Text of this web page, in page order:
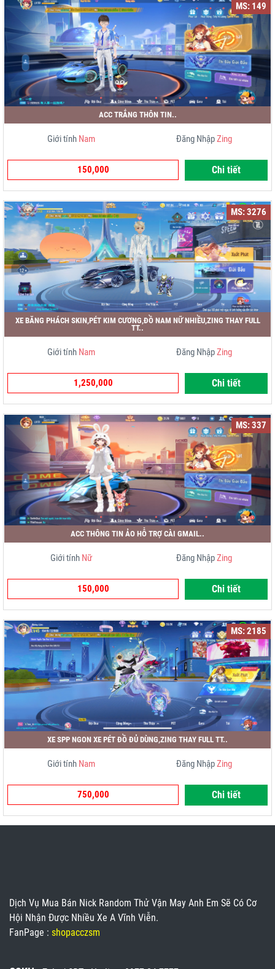
MS: 149
ACC TRẮNG THÔN TIN..
Giới tính Nam Đăng NhậpZing
150,000 Chi tiết
MS: 3276
XE BĂNG PHÁCH SKIN,PÉT KIM CƯƠNG,ĐỒ NAM NỮ NHIỀU,ZING THAY FULL
TT..
Giới tính Nam Đăng NhậpZing
1,250,000 Chi tiết
MS: 337
ACC THÔNG TIN ẢO HỖ TRỢ CÀI GMAIL..
Giới tính Nữ Đăng NhậpZing
150,000 Chi tiết
MS: 2185
XE SPP NGON XE PÉT ĐỒ ĐỦ DÙNG,ZING THAY FULL TT..
Giới tính Nam Đăng NhậpZing
750,000 Chi tiết
Dịch Vụ Mua Bán Nick Random Thử Vận May Anh Em Sẽ Có Cơ
Hội Nhận Được Nhiều Xe A Vĩnh Viễn.
FanPage : shopacczsm